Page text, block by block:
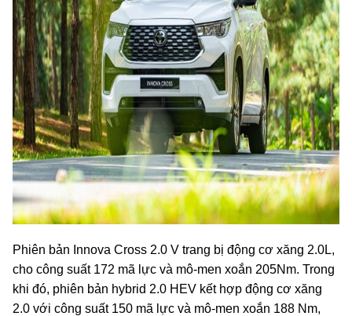
Phiên bản Innova Cross 2.0 V trang bị động cơ xăng 2.0L,
cho công suất 172 mã lực và mô-men xoắn 205Nm. Trong
khi đó, phiên bản hybrid 2.0 HEV kết hợp động cơ xăng
2.0 với công suất 150 mã lực và mô-men xoắn 188 Nm,